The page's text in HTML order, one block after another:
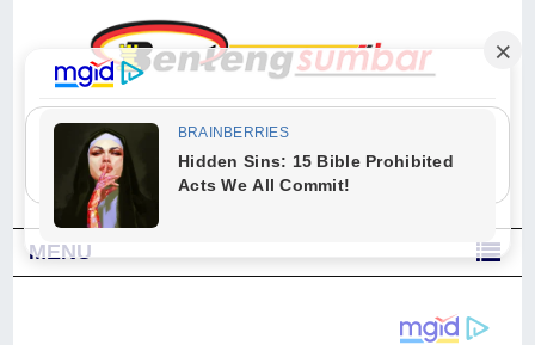
"Sesungguhnya Allah dan para malaikat-Nya berselawat untuk Nabi.
Wahai orang-orang yang beriman, berselawatlah kamu untuk Nabi dan
ucapkanlah salam dengan penuh penghormatan kepadanya." (Qs. Al
Ahzab Ayat 56)
MENU